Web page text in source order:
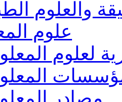
والعلوم
علوم
لعلوم